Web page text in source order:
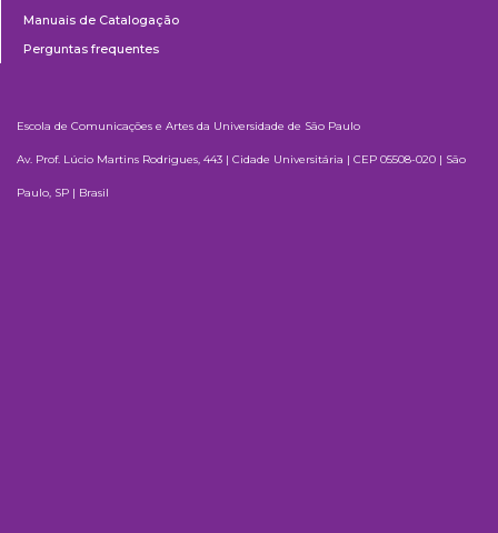
Manuais de Catalogação
Perguntas frequentes
Escola de Comunicações e Artes da Universidade de São Paulo
Av. Prof. Lúcio Martins Rodrigues, 443 | Cidade Universitária | CEP 05508-020 | São
Paulo, SP | Brasil